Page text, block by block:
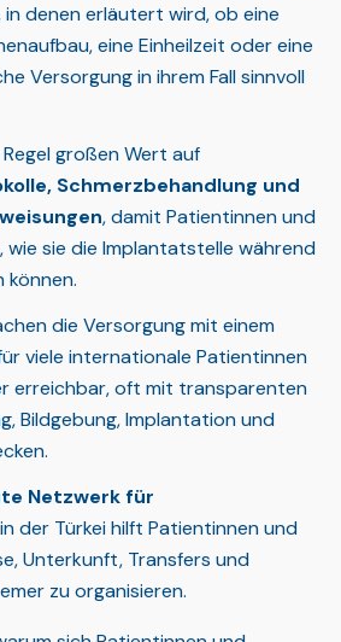
in denen erläutert wird, ob eine
eine Einheilzeit oder eine
Versorgung in ihrem Fall sinnvoll
großen Wert auf
Schmerzbehandlung und
, damit Patientinnen und
sie die Implantatstelle während
können.
die Versorgung mit einem
viele internationale Patientinnen
erreichbar, oft mit transparenten
Bildgebung, Implantation und
Netzwerk für
in der Türkei hilft Patientinnen und
Unterkunft, Transfers und
zu organisieren.